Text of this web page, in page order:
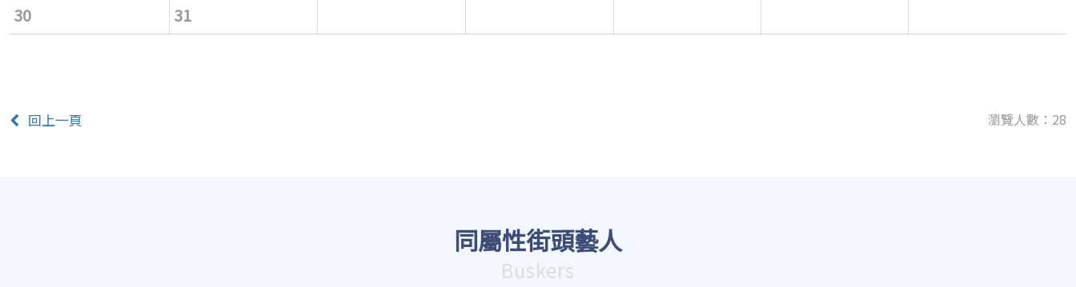
30
31
回上一頁 瀏覽人數：28
同屬性街頭藝人
Buskers